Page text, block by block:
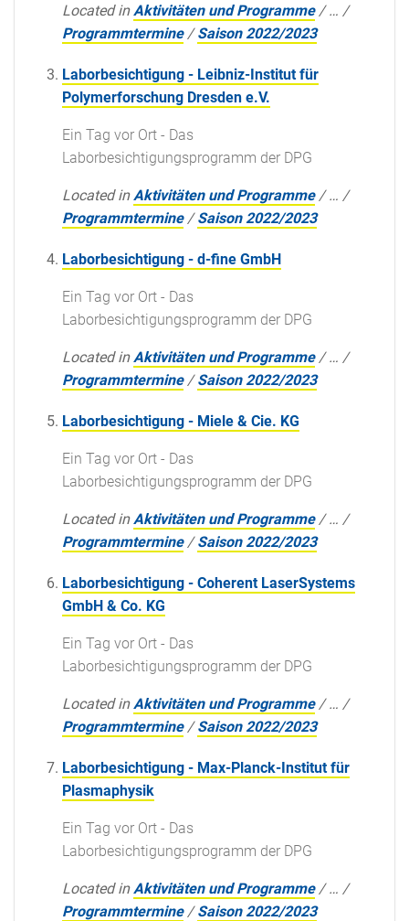
Located in Aktivitäten und Programme /… /
Programmtermine /Saison 2022/2023
Laborbesichtigung - Leibniz-Institut für
Polymerforschung Dresden e.V.
Ein Tag vor Ort - Das
Laborbesichtigungsprogramm der DPG
Located in Aktivitäten und Programme /… /
Programmtermine /Saison 2022/2023
Laborbesichtigung - d-fine GmbH
Ein Tag vor Ort - Das
Laborbesichtigungsprogramm der DPG
Located in Aktivitäten und Programme /… /
Programmtermine /Saison 2022/2023
Laborbesichtigung - Miele & Cie. KG
Ein Tag vor Ort - Das
Laborbesichtigungsprogramm der DPG
Located in Aktivitäten und Programme /… /
Programmtermine /Saison 2022/2023
Laborbesichtigung - Coherent LaserSystems
GmbH & Co. KG
Ein Tag vor Ort - Das
Laborbesichtigungsprogramm der DPG
Located in Aktivitäten und Programme /… /
Programmtermine /Saison 2022/2023
Laborbesichtigung - Max-Planck-Institut für
Plasmaphysik
Ein Tag vor Ort - Das
Laborbesichtigungsprogramm der DPG
Located in Aktivitäten und Programme /… /
Programmtermine /Saison 2022/2023